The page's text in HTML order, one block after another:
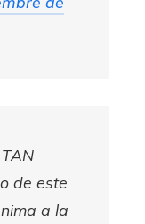
de este
a la